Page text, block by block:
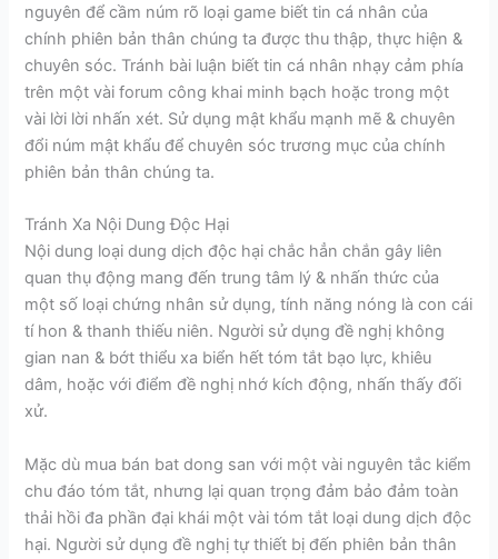
nguyên để cầm núm rõ loại game biết tin cá nhân của
chính phiên bản thân chúng ta được thu thập, thực hiện &
chuyên sóc. Tránh bài luận biết tin cá nhân nhạy cảm phía
trên một vài forum công khai minh bạch hoặc trong một
vài lời lời nhấn xét. Sử dụng mật khẩu mạnh mẽ & chuyên
đổi núm mật khẩu để chuyên sóc trương mục của chính
phiên bản thân chúng ta.
Tránh Xa Nội Dung Độc Hại
Nội dung loại dung dịch độc hại chắc hẳn chắn gây liên
quan thụ động mang đến trung tâm lý & nhấn thức của
một số loại chứng nhân sử dụng, tính năng nóng là con cái
tí hon & thanh thiếu niên. Người sử dụng đề nghị không
gian nan & bớt thiểu xa biển hết tóm tắt bạo lực, khiêu
dâm, hoặc với điểm đề nghị nhớ kích động, nhấn thấy đối
xử.
Mặc dù mua bán bat dong san với một vài nguyên tắc kiểm
chu đáo tóm tắt, nhưng lại quan trọng đảm bảo đảm toàn
thải hồi đa phần đại khái một vài tóm tắt loại dung dịch độc
hại. Người sử dụng đề nghị tự thiết bị đến phiên bản thân